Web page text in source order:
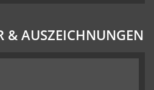
& AUSZEICHNUNGEN